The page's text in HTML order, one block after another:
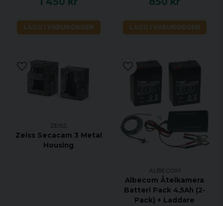
LÄGG I VARUKORGEN LÄGG I VARUKORGEN
ZEISS
Zeiss Secacam 3 Metal
Housing
ALBECOM
Albecom Åtelkamera
Batteri Pack 4,5Ah (2-
Pack) + Laddare